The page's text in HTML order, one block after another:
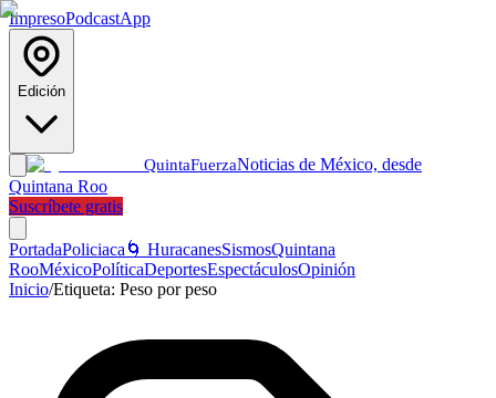
ImpresoPodcastApp
Edición
QuintaFuerzaNoticias de México, desde
Quintana Roo
Suscríbete gratis
PortadaPoliciaca 🌀 HuracanesSismosQuintana
RooMéxicoPolíticaDeportesEspectáculosOpinión
Inicio/Etiqueta: Peso por peso